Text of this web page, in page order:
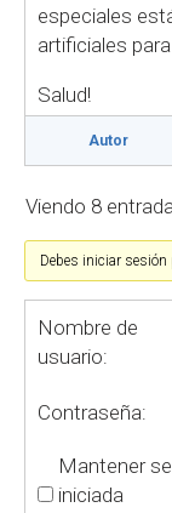
especiales
artificiales
Salud!
Autor
Viendo 8
Debes iniciar sesión
Nombre de
usuario:
Contraseña:
Mantener
iniciada